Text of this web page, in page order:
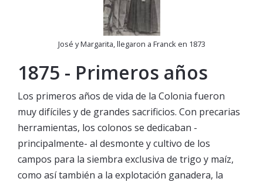
José y Margarita, llegaron a Franck en 1873
1875 - Primeros años
Los primeros años de vida de la Colonia fueron
muy difíciles y de grandes sacrificios. Con precarias
herramientas, los colonos se dedicaban -
principalmente- al desmonte y cultivo de los
campos para la siembra exclusiva de trigo y maíz,
como así también a la explotación ganadera, la